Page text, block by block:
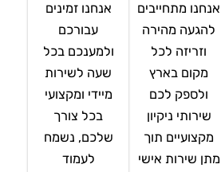
אנחנו מתחייבים
להגעה מהירה
וזריזה לכל
מקום בארץ
ולספק לכם
שירותי ניקיון
מקצועיים תוך
מתן שירות אישי
אנחנו זמינים
עבורכם
ולמענכם בכל
שעה לשירות
מיידי ומקצועי
בכל צורך
שלכם, נשמח
לעמוד